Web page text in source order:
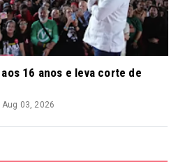
16 anos e leva corte de
Aug 03, 2026